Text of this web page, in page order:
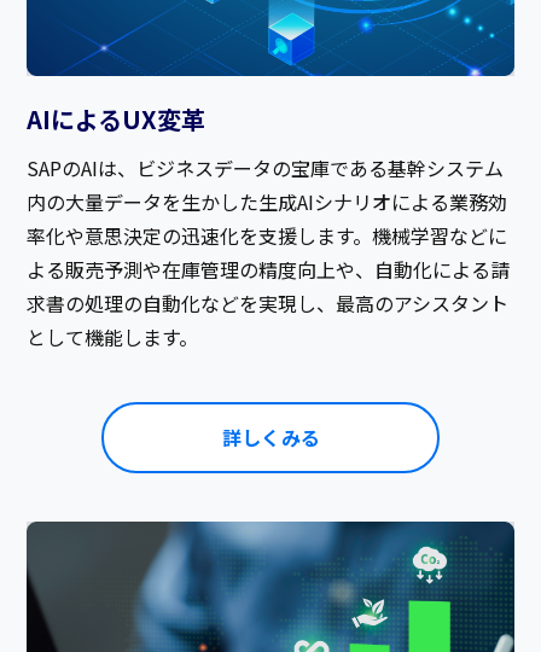
AIによるUX変革​
SAPのAIは、ビジネスデータの宝庫である基幹システム
内の大量データを生かした生成AIシナリオによる業務効
率化や意思決定の迅速化を支援します。機械学習などに
よる販売予測や在庫管理の精度向上や、自動化による請
求書の処理の自動化などを実現し、最高のアシスタント
として機能します。
詳しくみる